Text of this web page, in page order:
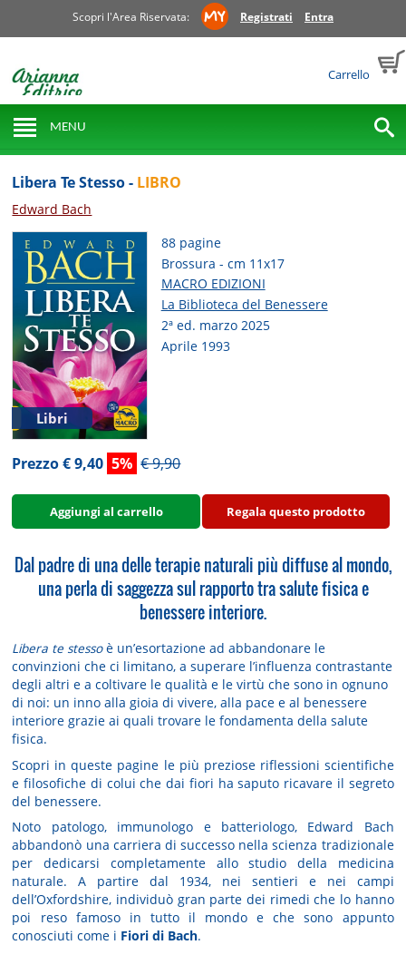
Scopri l'Area Riservata: Registrati Entra
Carrello
MENU
Libera Te Stesso - LIBRO
Edward Bach
Libri
88 pagine
Brossura - cm 11x17
MACRO EDIZIONI
La Biblioteca del Benessere
2ª ed. marzo 2025
Aprile 1993
Prezzo € 9,40 5% € 9,90
Aggiungi al carrello Regala questo prodotto
Dal padre di una delle terapie naturali più diffuse al mondo,
una perla di saggezza sul rapporto tra salute fisica e
benessere interiore.
Libera te stessoè un’esortazione ad abbandonare le
convinzioni che ci limitano, a superare l’influenza contrastante
degli altri e a coltivare le qualità e le virtù che sono in ognuno
di noi: un inno alla gioia di vivere, alla pace e al benessere
interiore grazie ai quali trovare le fondamenta della salute
fisica.
Scopri in queste pagine le più preziose riflessioni scientifiche
e filosofiche di colui che dai fiori ha saputo ricavare il segreto
del benessere.
Noto patologo, immunologo e batteriologo, Edward Bach
abbandonò una carriera di successo nella scienza tradizionale
per dedicarsi completamente allo studio della medicina
naturale. A partire dal 1934, nei sentieri e nei campi
dell’Oxfordshire, individuò gran parte dei rimedi che lo hanno
poi reso famoso in tutto il mondo e che sono appunto
conosciuti come i Fiori di Bach.